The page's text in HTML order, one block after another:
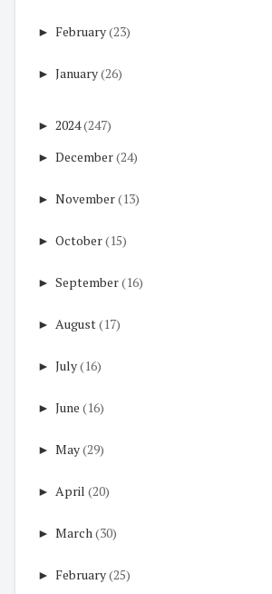
► February(23)
► January(26)
► 2024(247)
► December(24)
► November(13)
► October(15)
► September(16)
► August(17)
► July(16)
► June (16)
► May(29)
► April (20)
► March(30)
► February(25)